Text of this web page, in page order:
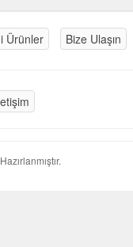
Ürünler Bize Ulaşın